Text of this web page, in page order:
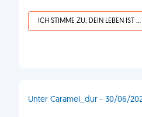
ICH STIMME ZU, DEIN LEBEN IST SCHEISSE
Unter Caramel_dur - 30/06/